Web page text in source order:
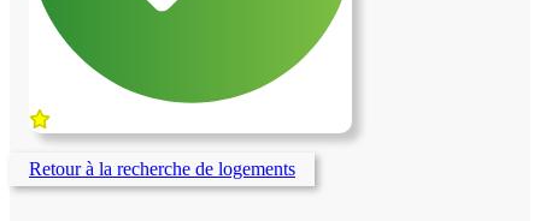
Retour à la recherche de logements